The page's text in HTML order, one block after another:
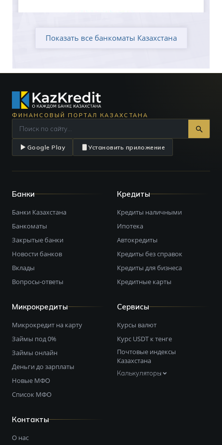
Показать все банкоматы Казахстана
ФИНАНСОВЫЙ ПОРТАЛ КАЗАХСТАНА
Google Play Установить приложение
Банки
Банки Казахстана
Банкоматы
Закрытые банки
Новости банков
Вклады
Вопросы-ответы
Кредиты
Кредиты наличными
Ипотека
Автокредиты
Кредиты без справок
Кредиты для бизнеса
Кредитные карты
Микрокредиты
Микрокредит на карту
Займы под 0%
Займы онлайн
Деньги до зарплаты
Новые МФО
Список МФО
Сервисы
Курсы валют
Курс USDT к тенге
Почтовые индексы
Казахстана
Калькуляторы
Контакты
О нас